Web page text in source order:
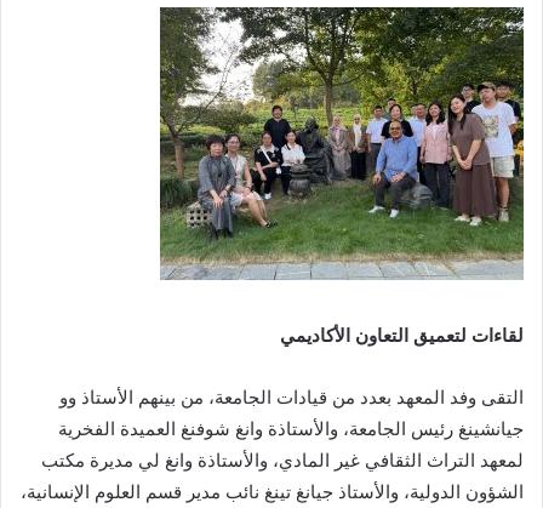
لقاءات لتعميق التعاون الأكاديمي
التقى وفد المعهد بعدد من قيادات الجامعة، من بينهم الأستاذ وو
جيانشينغ رئيس الجامعة، والأستاذة وانغ شوفنغ العميدة الفخرية
لمعهد التراث الثقافي غير المادي، والأستاذة وانغ لي مديرة مكتب
الشؤون الدولية، والأستاذ جيانغ تينغ نائب مدير قسم العلوم الإنسانية،